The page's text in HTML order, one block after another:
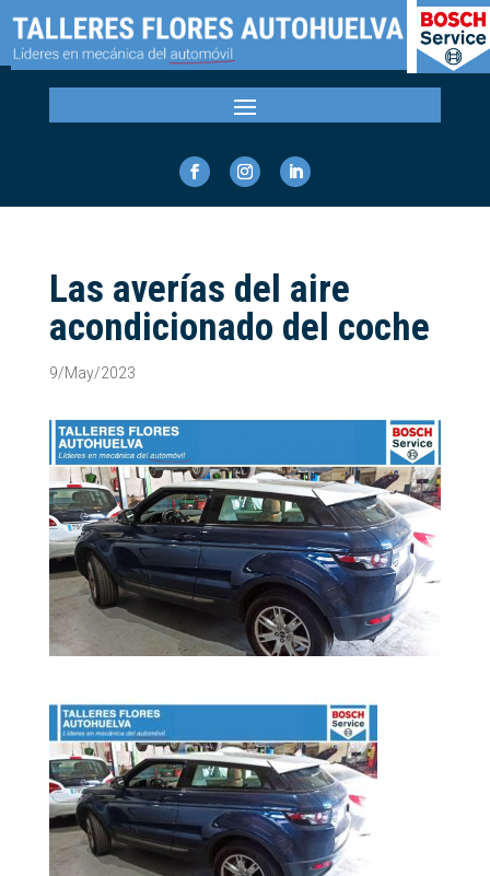
Las averías del aire
acondicionado del coche
9/May/2023